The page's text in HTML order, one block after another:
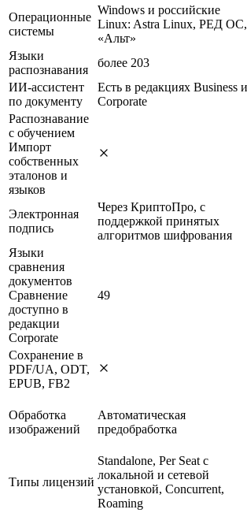
Операционные
системы
Windows и российские
Linux: Astra Linux, РЕД ОС,
«Альт»
Языки
распознавания
более 203
ИИ-ассистент
по документу
Есть в редакциях Business и
Corporate
Распознавание
с обучением
Импорт
собственных
эталонов и
языков
Электронная
подпись
Через КриптоПро, с
поддержкой принятых
алгоритмов шифрования
Языки
сравнения
документов
Сравнение
доступно в
редакции
Corporate
49
Сохранение в
PDF/UA, ODT,
EPUB, FB2
Обработка
изображений
Автоматическая
предобработка
Типы лицензий
Standalone, Per Seat с
локальной и сетевой
установкой, Concurrent,
Roaming